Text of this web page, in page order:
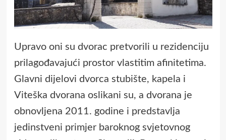
Upravo oni su dvorac pretvorili u rezidenciju
prilagođavajući prostor vlastitim afinitetima.
Glavni dijelovi dvorca stubište, kapela i
Viteška dvorana oslikani su, a dvorana je
obnovljena 2011. godine i predstavlja
jedinstveni primjer baroknog svjetovnog